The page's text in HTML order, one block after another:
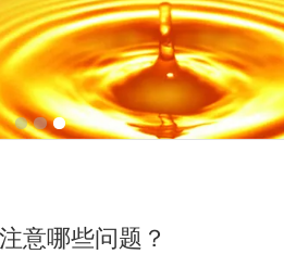
意哪些问题？